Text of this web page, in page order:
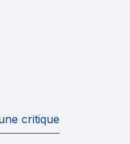
critique